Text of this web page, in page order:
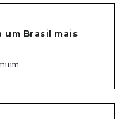
um Brasil mais